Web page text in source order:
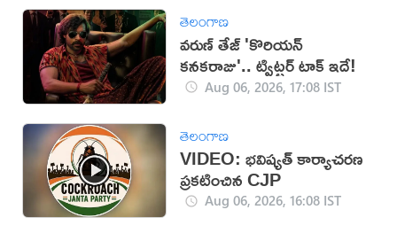
తెలంగాణ
వరుణ్ తేజ్ 'కొరియన్
కనకరాజు'.. ట్విట్టర్ టాక్ ఇదే!
Aug 06, 2026, 17:08 IST
తెలంగాణ
VIDEO: భవిష్యత్ కార్యాచరణ
ప్రకటించిన CJP
Aug 06, 2026, 16:08 IST